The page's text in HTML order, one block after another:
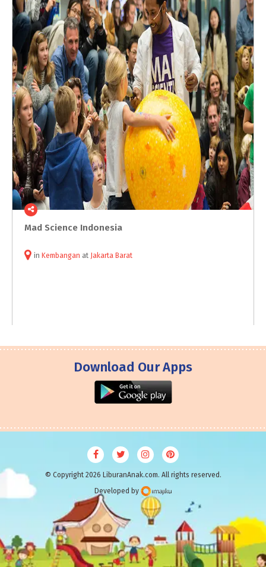
Mad Science Indonesia
in Kembangan at Jakarta Barat
Download Our Apps
© Copyright 2026 LiburanAnak.com. All rights reserved.
Developed by